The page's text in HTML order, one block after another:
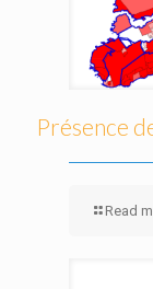
Présence
Read